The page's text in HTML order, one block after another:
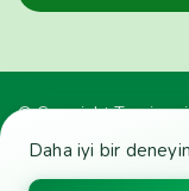
Daha iyi bir
© Copyright